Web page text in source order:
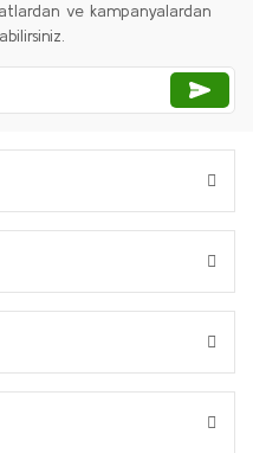
ve kampanyalardan